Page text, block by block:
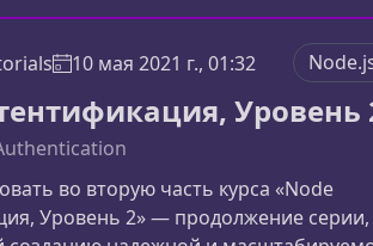
вы узнаете в этом
как базовые, так и
внутри экосистемы
принципов автома
10 мая 2021 г., 01:32
Уровень
во вторую часть курса «Node
Уровень 2» — продолжение серии,